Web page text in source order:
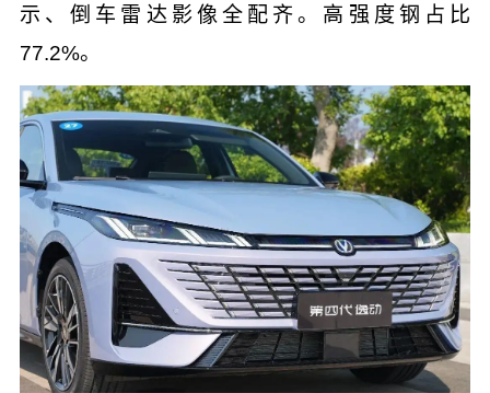
示、倒车雷达影像全配齐。高强度钢占比
77.2%。